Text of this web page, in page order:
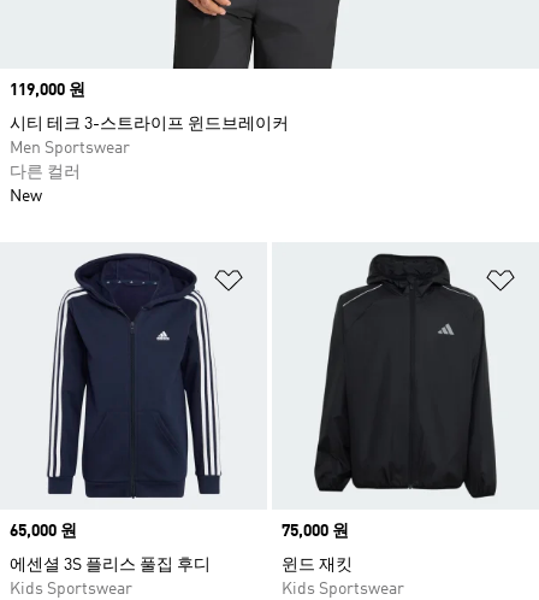
위시리스트 담기
Price
65,000 원
에센셜 3S 플리스 풀집 후디
Kids Sportswear
Price
75,000 원
윈드 재킷
Kids Sportswear
Price
119,000 원
시티 테크 3-스트라이프 윈드브레이커
Men Sportswear
다른 컬러
New